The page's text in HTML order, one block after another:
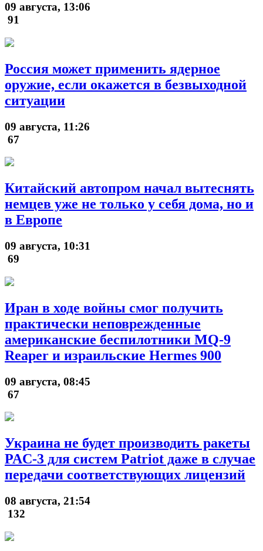
09 августа, 13:06
91
Россия может применить ядерное
оружие, если окажется в безвыходной
ситуации
09 августа, 11:26
67
Китайский автопром начал вытеснять
немцев уже не только у себя дома, но и
в Европе
09 августа, 10:31
69
Иран в ходе войны смог получить
практически неповрежденные
американские беспилотники MQ-9
Reaper и израильские Hermes 900
09 августа, 08:45
67
Украина не будет производить ракеты
PAC-3 для систем Patriot даже в случае
передачи соответствующих лицензий
08 августа, 21:54
132